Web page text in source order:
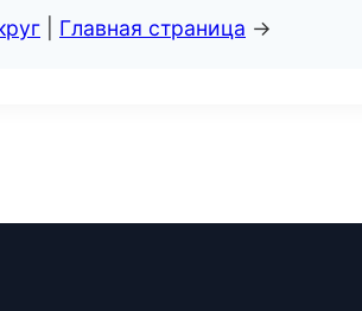
Главная страница →